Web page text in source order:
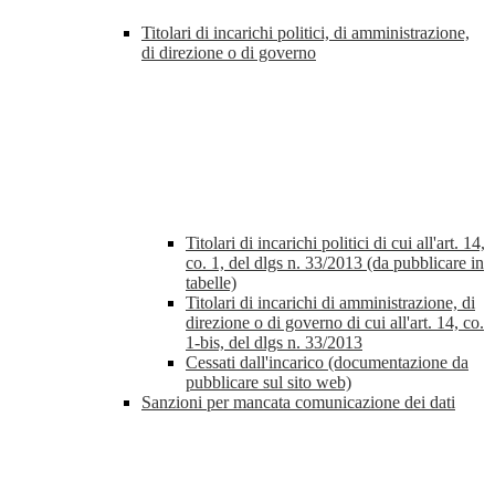
Titolari di incarichi politici, di amministrazione,
di direzione o di governo
Titolari di incarichi politici di cui all'art. 14,
co. 1, del dlgs n. 33/2013 (da pubblicare in
tabelle)
Titolari di incarichi di amministrazione, di
direzione o di governo di cui all'art. 14, co.
1-bis, del dlgs n. 33/2013
Cessati dall'incarico (documentazione da
pubblicare sul sito web)
Sanzioni per mancata comunicazione dei dati